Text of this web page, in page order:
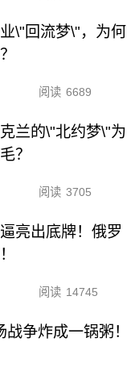
\"回流梦\"，为何
阅读 6689
兰的\"北约梦\"为
？
阅读 3705
亮出底牌！俄罗
阅读 14745
争炸成一锅粥！